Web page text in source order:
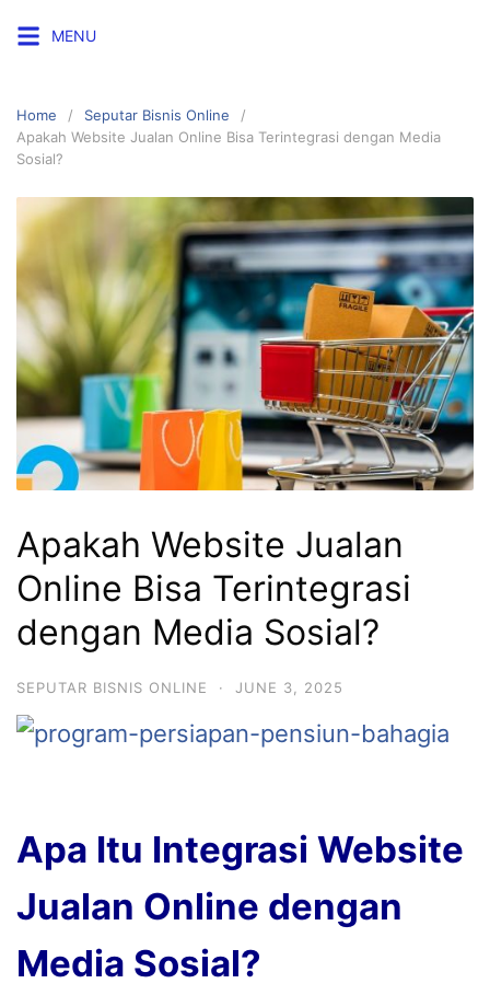
to
MENU
Home
Seputar Bisnis Online
Apakah Website Jualan Online Bisa Terintegrasi dengan Media
Sosial?
Apakah Website Jualan
Online Bisa Terintegrasi
dengan Media Sosial?
SEPUTAR BISNIS ONLINE · JUNE 3, 2025
Apa Itu Integrasi Website
Jualan Online dengan
Media Sosial?